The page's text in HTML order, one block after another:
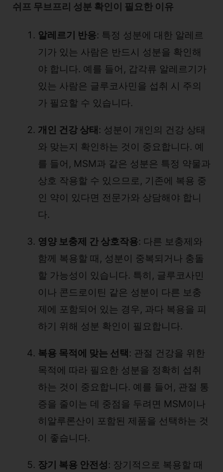
쉬프 무브프리 성분 확인이 필요한 이유
알레르기 반응: 특정 성분에 대한 알레르
기가 있는 사람은 반드시 성분을 확인해
야 합니다. 예를 들어, 갑각류 알레르기가
있는 사람은 글루코사민을 섭취 시 주의
가 필요할 수 있습니다.
개인 건강 상태: 성분이 개인의 건강 상태
와 맞는지 확인하는 것이 중요합니다. 예
를 들어, MSM과 같은 성분은 특정 약물과
상호 작용할 수 있으므로, 기존에 복용 중
인 약이 있다면 전문가와 상담해야 합니
다.
영양 보충제 간 상호작용: 다른 보충제와
함께 복용할 때, 성분이 중복되거나 충돌
할 가능성이 있습니다. 특히, 글루코사민
이나 콘드로이틴 같은 성분이 다른 보충
제에 포함되어 있는 경우, 과다 복용을 피
하기 위해 성분 확인이 필요합니다.
복용 목적에 맞는 선택: 관절 건강을 위한
목적에 따라 필요한 성분을 정확히 섭취
하는 것이 중요합니다. 예를 들어, 관절 통
증을 줄이는 데 중점을 두려면 MSM이나
히알루론산이 포함된 제품을 선택하는 것
이 좋습니다.
장기 복용 안전성: 장기적으로 복용할 때